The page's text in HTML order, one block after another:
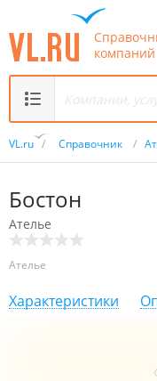
компаний
VL.ru / Справочник /
Бостон
Ателье
Ателье
Характеристики